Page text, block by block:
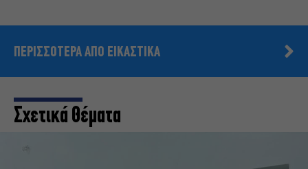
ΠΕΡΙΣΣΟΤΕΡΑ ΑΠΟ ΕΙΚΑΣΤΙΚΑ
Σχετικά Θέματα